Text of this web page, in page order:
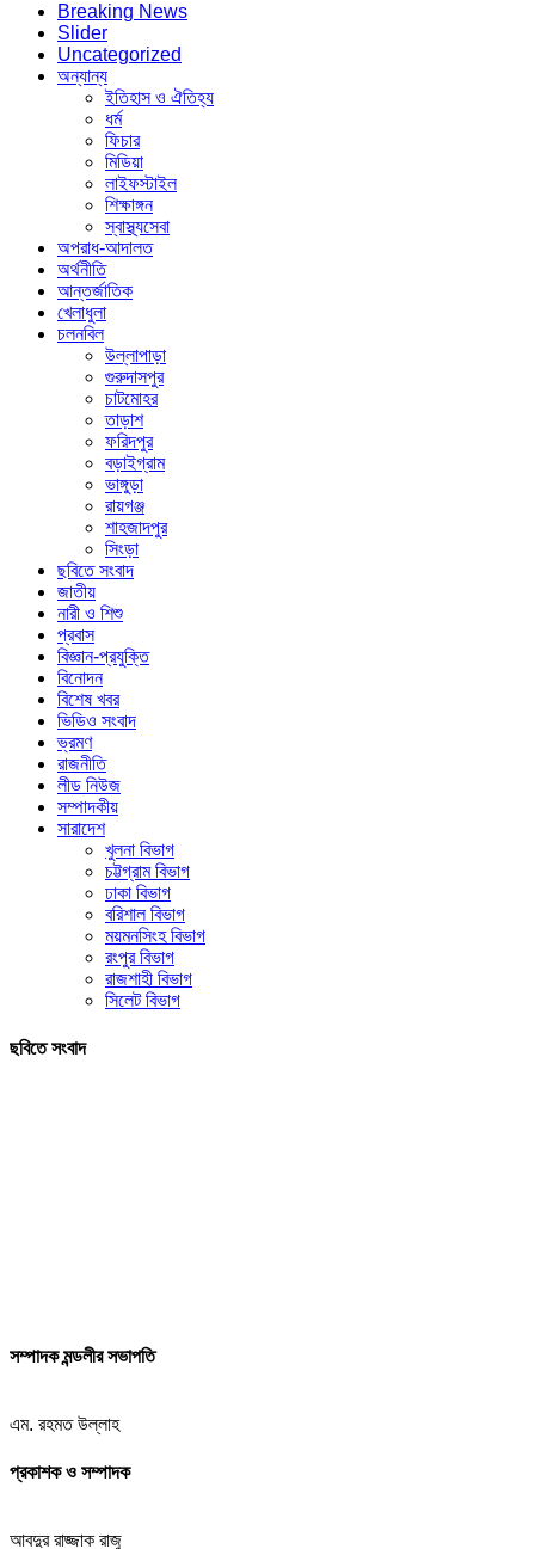
Breaking News
Slider
Uncategorized
অন্যান্য
ইতিহাস ও ঐতিহ্য
ধর্ম
ফিচার
মিডিয়া
লাইফস্টাইল
শিক্ষাঙ্গন
স্বাস্থ্যসেবা
অপরাধ-আদালত
অর্থনীতি
আন্তর্জাতিক
খেলাধুলা
চলনবিল
উল্লাপাড়া
গুরুদাসপুর
চাটমোহর
তাড়াশ
ফরিদপুর
বড়াইগ্রাম
ভাঙ্গুড়া
রায়গঞ্জ
শাহজাদপুর
সিংড়া
ছবিতে সংবাদ
জাতীয়
নারী ও শিশু
প্রবাস
বিজ্ঞান-প্রযুক্তি
বিনোদন
বিশেষ খবর
ভিডিও সংবাদ
ভ্রমণ
রাজনীতি
লীড নিউজ
সম্পাদকীয়
সারাদেশ
খুলনা বিভাগ
চট্টগ্রাম বিভাগ
ঢাকা বিভাগ
বরিশাল বিভাগ
ময়মনসিংহ বিভাগ
রংপুর বিভাগ
রাজশাহী বিভাগ
সিলেট বিভাগ
ছবিতে সংবাদ
সম্পাদক মন্ডলীর সভাপতি
এম. রহমত উল্লাহ
প্রকাশক ও সম্পাদক
আবদুর রাজ্জাক রাজু